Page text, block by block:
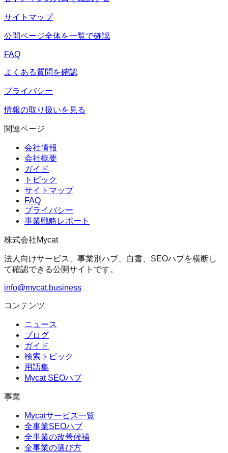
サイトマップ
公開ページ全体を一覧で確認
FAQ
よくある質問を確認
プライバシー
情報の取り扱いを見る
関連ページ
会社情報
会社概要
ガイド
トピック
サイトマップ
FAQ
プライバシー
事業戦略レポート
株式会社Mycat
法人向けサービス、事業別ハブ、白書、SEOハブを横断し
て確認できる公開サイトです。
info@mycat.business
コンテンツ
ニュース
ブログ
ガイド
検索トピック
用語集
Mycat SEOハブ
事業
Mycatサービス一覧
全事業SEOハブ
全事業の改善候補
全事業の選び方